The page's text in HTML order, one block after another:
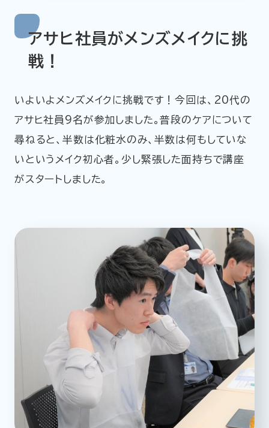
アサヒ社員がメンズメイクに挑
戦！
いよいよメンズメイクに挑戦です！今回は、20代の
アサヒ社員9名が参加しました。普段のケアについて
尋ねると、半数は化粧水のみ、半数は何もしていな
いというメイク初心者。少し緊張した面持ちで講座
がスタートしました。